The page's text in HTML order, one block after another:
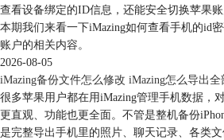
图5：导出备份
导出文件可以选择文件夹或者iMazing文件。
人保存路径不同，保存位置并不一样。
查看设备绑定的ID信息，还能安全切换苹果
本期我们来看一下iMazing如何查看手机的id
账户的相关内容。
2026-08-05
iMazing备份文件怎么修改 iMazing怎么导出全
很多苹果用户都在用iMazing管理手机数据，
更直观、功能也更全面。不管是整机备份
是完整导出手机里的照片、聊天记录、各类